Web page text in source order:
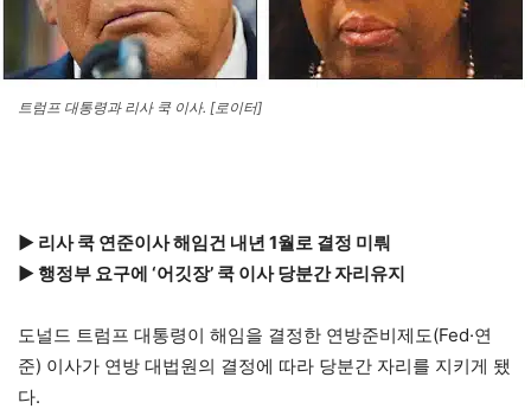
트럼프 대통령과 리사 쿡 이사. [로이터]
▶ 리사 쿡 연준이사 해임건 내년 1월로 결정 미뤄
▶ 행정부 요구에 ‘어깃장’ 쿡 이사 당분간 자리유지
도널드 트럼프 대통령이 해임을 결정한 연방준비제도(Fed·연
준) 이사가 연방 대법원의 결정에 따라 당분간 자리를 지키게 됐
다.